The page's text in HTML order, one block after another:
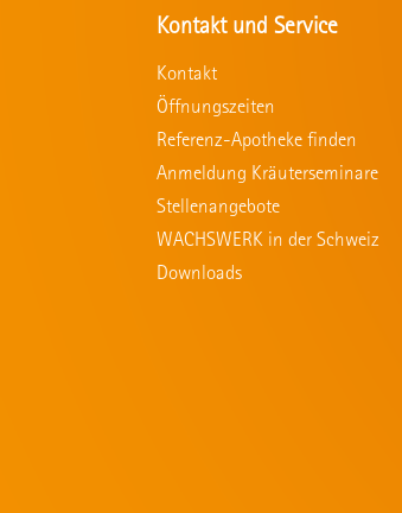
Kontakt und Service
Kontakt
Öffnungszeiten
Referenz-Apotheke finden
Anmeldung Kräuterseminare
Stellenangebote
WACHSWERK in der Schweiz
Downloads